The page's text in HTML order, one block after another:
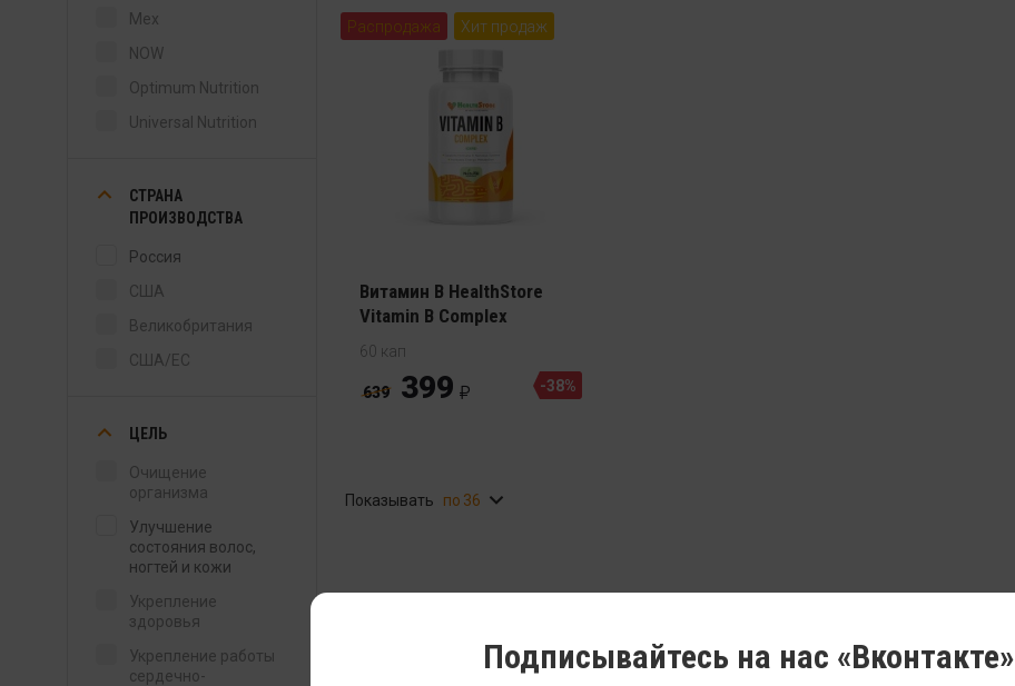
Mex
NOW
Optimum Nutrition
Universal Nutrition
СТРАНА
ПРОИЗВОДСТВА
Россия
США
Великобритания
США/ЕС
ЦЕЛЬ
Очищение
организма
Улучшение
состояния волос,
ногтей и кожи
Укрепление
здоровья
Укрепление работы
сердечно-
Распродажа Хит продаж
Витамин В HealthStore
Vitamin B Сomplex
60 кап
639 399 -38%
Показывать 36
Подписывайтесь на нас «Вконтакте»